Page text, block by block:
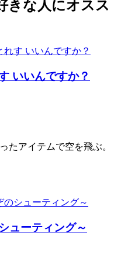
きな人にオスス
いいんですか？
たアイテムで空を飛ぶ。
ューティング～